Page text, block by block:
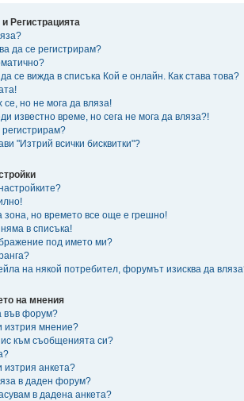
Регистрацията
да се регистрирам?
се вижда в списъка Кой е онлайн. Как става това?
се, но не мога да вляза!
известно време, но сега не мога да вляза?!
"Изтрий всички бисквитки"?
зона, но времето все още е грешно!
в списъка!
под името ми?
на някой потребител, форумът изисква да
на мнения
във форум?
изтрия мнение?
към съобщенията си?
изтрия анкета?
в даден форум?
в дадена анкета?